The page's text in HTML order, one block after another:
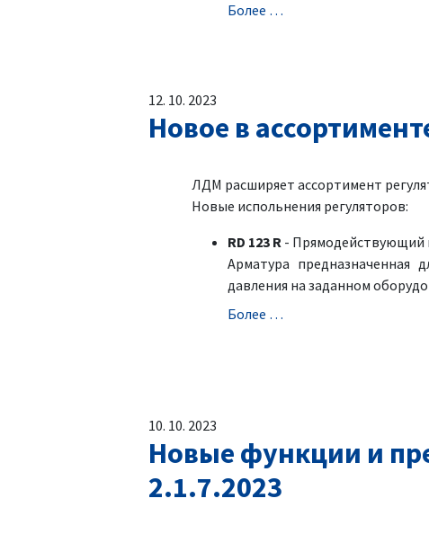
Болeе …
12. 10. 2023
Новое в
ЛДМ расширяет ассортимент
Новыe испольнения регуляторов:
RD 123 R - Прямодействующий
Aрматура предназначенная
давления на заданном
Болeе …
10. 10. 2023
Новые функции и
2.1.7.2023